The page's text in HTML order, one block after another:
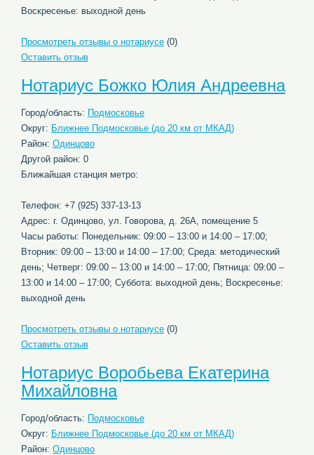
Воскресенье: выходной день
Просмотреть отзывы о нотариусе (0)
Оставить отзыв
Нотариус Божко Юлия Андреевна
Город/область: Подмосковье
Округ: Ближнее Подмосковье (до 20 км от МКАД)
Район: Одинцово
Другой район: 0
Ближайшая станция метро:
Телефон: +7 (925) 337-13-13
Адрес: г. Одинцово, ул. Говорова, д. 26А, помещение 5
Часы работы: Понедельник: 09:00 – 13:00 и 14:00 – 17:00;
Вторник: 09:00 – 13:00 и 14:00 – 17:00; Среда: методический
день; Четверг: 09:00 – 13:00 и 14:00 – 17:00; Пятница: 09:00 –
13:00 и 14:00 – 17:00; Суббота: выходной день; Воскресенье:
выходной день
Просмотреть отзывы о нотариусе (0)
Оставить отзыв
Нотариус Воробьева Екатерина
Михайловна
Город/область: Подмосковье
Округ: Ближнее Подмосковье (до 20 км от МКАД)
Район: Одинцово